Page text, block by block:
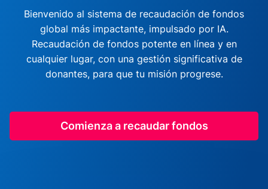
Bienvenido al sistema de recaudación de fondos
global más impactante, impulsado por IA.
Recaudación de fondos potente en línea y en
cualquier lugar, con una gestión significativa de
donantes, para que tu misión progrese.
Comienza a recaudar fondos